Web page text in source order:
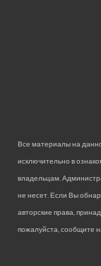
Все материалы на
исключительно в
владельцам.
не несет. Если Вы
авторские права,
пожалуйста, сообщите